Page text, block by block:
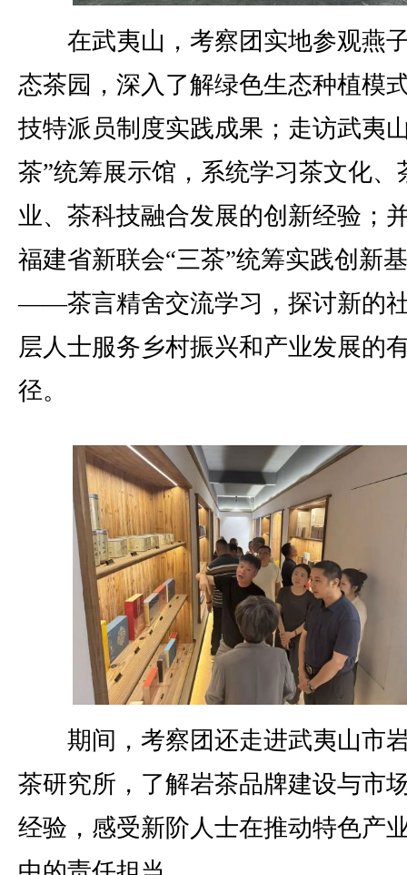
在武夷山，考察团实地参观燕
态茶园，深入了解绿色生态种植模
技特派员制度实践成果；走访武夷
茶”统筹展示馆，系统学习茶文化、
业、茶科技融合发展的创新经验；
福建省新联会“三茶”统筹实践创新
——茶言精舍交流学习，探讨新的
层人士服务乡村振兴和产业发展的
径。
期间，考察团还走进武夷山市
茶研究所，了解岩茶品牌建设与市
经验，感受新阶人士在推动特色产